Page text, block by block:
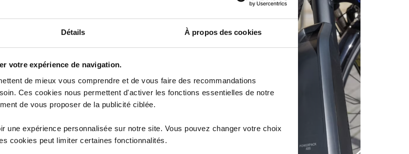
Détails À propos des cookies
votre expérience de navigation.
de mieux vous comprendre et de vous faire des recommandations
Ces cookies nous permettent d'activer les fonctions essentielles de notre
de vous proposer de la publicité ciblée.
une expérience personnalisée sur notre site. Vous pouvez changer votre choix
cookies peut limiter certaines fonctionnalités.
clé automatique, qui protège
conditions climatiques
de protection supplémentaire,
: 85 cm, 110 cm, 140 cm et
pour un transport facile ou
1010 a une variante